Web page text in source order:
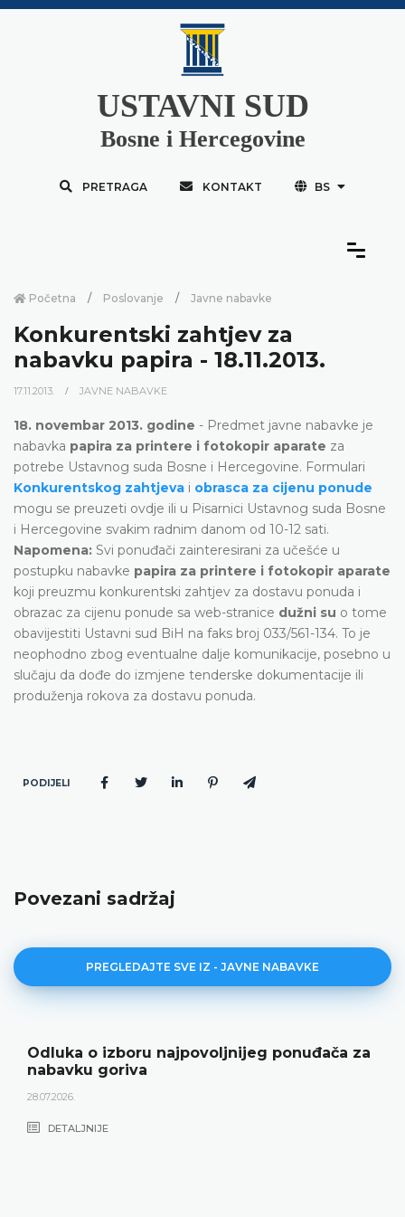
USTAVNI SUD
Bosne i Hercegovine
PRETRAGA KONTAKT BS
Početna Poslovanje Javne nabavke
Konkurentski zahtjev za
nabavku papira - 18.11.2013.
17.11.2013. JAVNE NABAVKE
18. novembar 2013. godine - Predmet javne nabavke je
nabavka papira za printere i fotokopir aparate za
potrebe Ustavnog suda Bosne i Hercegovine. Formulari
Konkurentskog zahtjeva i obrasca za cijenu ponude
mogu se preuzeti ovdje ili u Pisarnici Ustavnog suda Bosne
i Hercegovine svakim radnim danom od 10-12 sati.
Napomena: Svi ponuđači zainteresirani za učešće u
postupku nabavke papira za printere i fotokopir aparate
koji preuzmu konkurentski zahtjev za dostavu ponuda i
obrazac za cijenu ponude sa web-stranice dužni su o tome
obavijestiti Ustavni sud BiH na faks broj 033/561-134. To je
neophodno zbog eventualne dalje komunikacije, posebno u
slučaju da dođe do izmjene tenderske dokumentacije ili
produženja rokova za dostavu ponuda.
PODIJELI
Povezani sadržaj
PREGLEDAJTE SVE IZ - JAVNE NABAVKE
Odluka o izboru najpovoljnijeg ponuđača za
nabavku goriva
28.07.2026.
DETALJNIJE